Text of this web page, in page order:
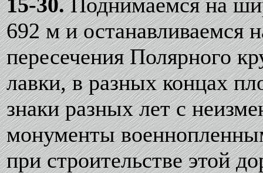
692 м и останавливаемся
пересечения Полярного
лавки, в разных концах
знаки разных лет с
монументы
при строительстве этой